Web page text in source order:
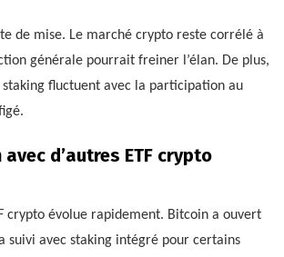
de mise. Le marché crypto reste corrélé à
générale pourrait freiner l’élan. De plus,
staking fluctuent avec la participation au
d’autres ETF crypto
crypto évolue rapidement. Bitcoin a ouvert
suivi avec staking intégré pour certains